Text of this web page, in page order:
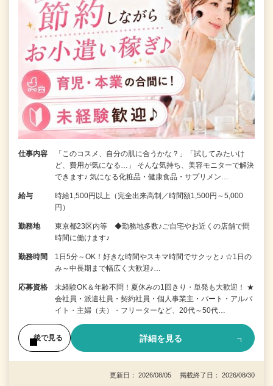
仕事内容
「このコスメ、自分の肌に合うかな？」「試してみたいけ
ど、費用が気になる…」 そんな気持ち、美容モニターで解決
できます♪ 気になる化粧品・健康食品・サプリメン…
給与
時給1,500円以上（完全出来高制／時間額1,500円～5,000
円）
勤務地
東京都23区内等 ◆勤務地多数♪ご自宅やお近くの店舗で間
時間に働けます♪
勤務時間
1日5分～OK！好きな時間やスキマ時間でサクッと♪ ☆1日の
み～中長期まで幅広く大歓迎♪…
応募資格
未経験OK＆年齢不問！夏休みの1回きり・単発も大歓迎！ ★
会社員・派遣社員・契約社員・個人事業主・パート・アルバ
イト・主婦（夫）・フリーターなど、20代～50代…
後で見る 詳細を見る
更新日： 2026/08/05 掲載終了日： 2026/08/30